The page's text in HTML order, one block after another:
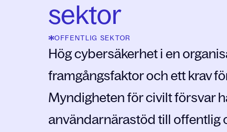
sektor
OFFENTLIG SEKTOR
Hög cybersäkerhet i en
framgångsfaktor och ett krav
Myndigheten för civilt försvar
användarnärastöd till offentlig